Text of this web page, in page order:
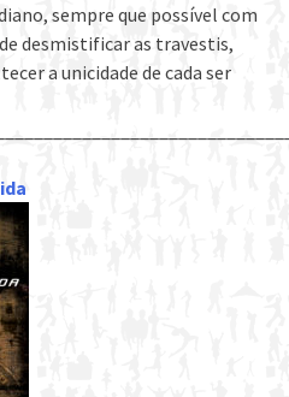
sempre que possível com
desmistificar as travestis,
a unicidade de cada ser